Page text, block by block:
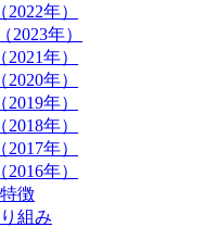
年）
2023年）
年）
年）
年）
年）
年）
年）
徴
組み